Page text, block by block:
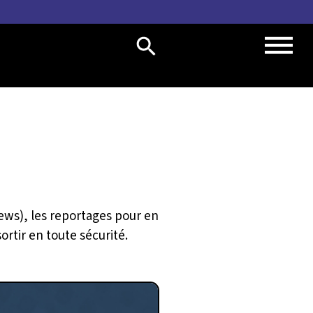
les reportages pour en
en toute sécurité.